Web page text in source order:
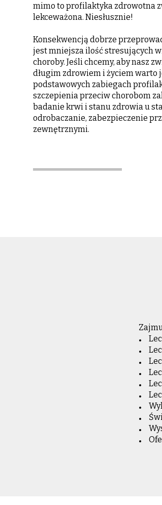
mimo to profilaktyka zdrowotna
lekceważona. Niesłusznie!
Konsekwencją dobrze
jest mniejsza ilość stresujących
choroby. Jeśli chcemy, aby nasz
długim zdrowiem i życiem warto
podstawowych zabiegach
szczepienia przeciw chorobom
badanie krwi i stanu zdrowia u
odrobaczanie, zabezpieczenie
zewnętrznymi.